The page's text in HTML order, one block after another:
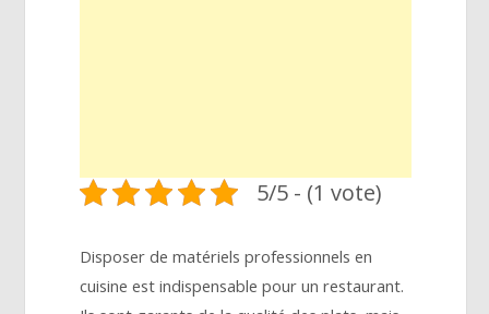
5/5 - (1 vote)
Disposer de matériels professionnels en
cuisine est indispensable pour un restaurant.